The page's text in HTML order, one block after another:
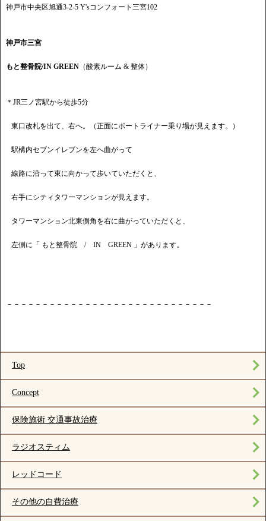
神戸市中央区旭通3-2-5 Y'sコンフォート三宮102
神戸市三宮
もと整骨院/IN GREEN （酸素ルーム & 整体）
＊JR三ノ宮駅から徒歩5分
東口改札を出て、右へ。（正面にポートライナー乗り場が見えます。）
駅構内セブンイレブンを左へ曲がって
線路に沿って東に向かって歩いていただくと、
右手にシティタワーマンションが見えます。
タワーマンション北東側角を右に曲がっていただくと、
左側に「 もと整骨院 / IN GREEN 」があります。
－－－－－－－－－－－－－－－－－－－－－－－－－－－－－
Top
Concept
保険施術 交通事故治療
ラジオスティム
レッドコード
その他の自費治療